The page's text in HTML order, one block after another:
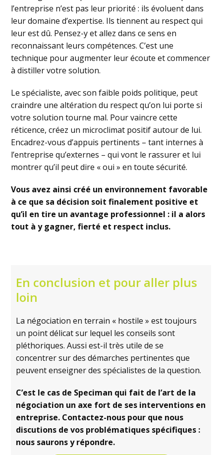
l’entreprise n’est pas leur priorité : ils évoluent dans
leur domaine d’expertise. Ils tiennent au respect qui
leur est dû. Pensez-y et allez dans ce sens en
reconnaissant leurs compétences. C’est une
technique pour augmenter leur écoute et commencer
à distiller votre solution.
Le spécialiste, avec son faible poids politique, peut
craindre une altération du respect qu’on lui porte si
votre solution tourne mal. Pour vaincre cette
réticence, créez un microclimat positif autour de lui.
Encadrez-vous d’appuis pertinents – tant internes à
l’entreprise qu’externes – qui vont le rassurer et lui
montrer qu’il peut dire « oui » en toute sécurité.
Vous avez ainsi créé un environnement favorable
à ce que sa décision soit finalement positive et
qu’il en tire un avantage professionnel : il a alors
tout à y gagner, fierté et respect inclus.
En conclusion et pour aller plus
loin
La négociation en terrain « hostile » est toujours
un point délicat sur lequel les conseils sont
pléthoriques. Aussi est-il très utile de se
concentrer sur des démarches pertinentes que
peuvent enseigner des spécialistes de la question.
C’est le cas de Speciman qui fait de l’art de la
négociation un axe fort de ses interventions en
entreprise. Contactez-nous pour que nous
discutions de vos problématiques spécifiques :
nous saurons y répondre.